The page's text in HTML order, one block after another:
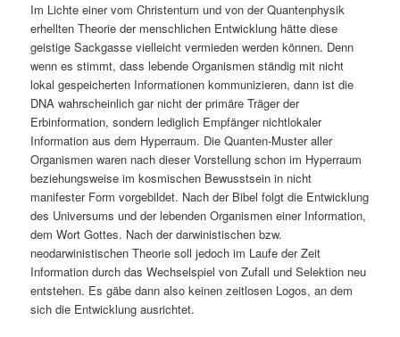
Im Lichte einer vom Christentum und von der Quantenphysik
erhellten Theorie der menschlichen Entwicklung hätte diese
geistige Sackgasse vielleicht vermieden werden können. Denn
wenn es stimmt, dass lebende Organismen ständig mit nicht
lokal gespeicherten Informationen kommunizieren, dann ist die
DNA wahrscheinlich gar nicht der primäre Träger der
Erbinformation, sondern lediglich Empfänger nichtlokaler
Information aus dem Hyperraum. Die Quanten-Muster aller
Organismen waren nach dieser Vorstellung schon im Hyperraum
beziehungsweise im kosmischen Bewusstsein in nicht
manifester Form vorgebildet. Nach der Bibel folgt die Entwicklung
des Universums und der lebenden Organismen einer Information,
dem Wort Gottes. Nach der darwinistischen bzw.
neodarwinistischen Theorie soll jedoch im Laufe der Zeit
Information durch das Wechselspiel von Zufall und Selektion neu
entstehen. Es gäbe dann also keinen zeitlosen Logos, an dem
sich die Entwicklung ausrichtet.